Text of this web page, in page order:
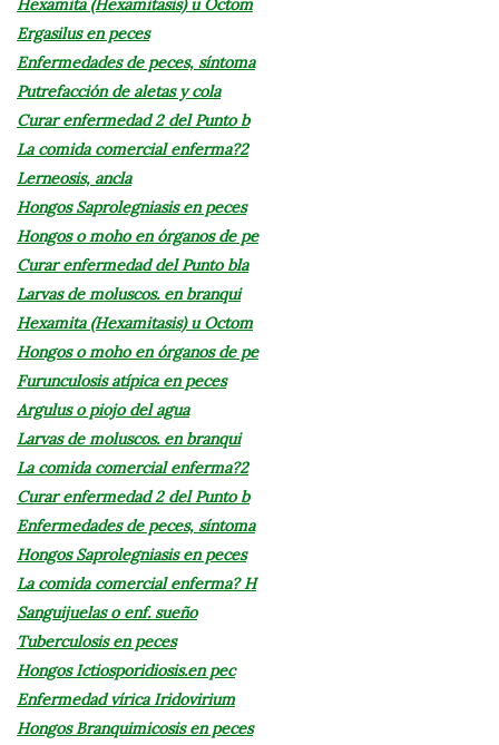
Hexamita (Hexamitasis) u Octom
Ergasilus en peces
Enfermedades de peces, síntoma
Putrefacción de aletas y cola
Curar enfermedad 2 del Punto b
La comida comercial enferma?2
Lerneosis, ancla
Hongos Saprolegniasis en peces
Hongos o moho en órganos de pe
Curar enfermedad del Punto bla
Larvas de moluscos. en branqui
Hexamita (Hexamitasis) u Octom
Hongos o moho en órganos de pe
Furunculosis atípica en peces
Argulus o piojo del agua
Larvas de moluscos. en branqui
La comida comercial enferma?2
Curar enfermedad 2 del Punto b
Enfermedades de peces, síntoma
Hongos Saprolegniasis en peces
La comida comercial enferma? H
Sanguijuelas o enf. sueño
Tuberculosis en peces
Hongos Ictiosporidiosis.en pec
Enfermedad vírica Iridovirium
Hongos Branquimicosis en peces